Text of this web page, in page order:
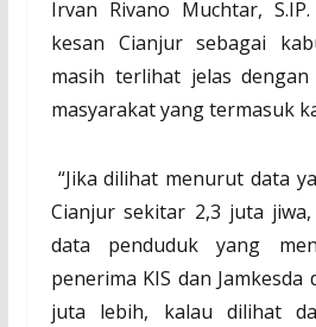
Irvan Rivano Muchtar,
kesan Cianjur sebagai
masih terlihat jelas dengan
masyarakat yang termasuk
“Jika dilihat menurut data
Cianjur sekitar 2,3 juta
data penduduk yang
penerima KIS dan Jamkesda
juta lebih, kalau dilihat